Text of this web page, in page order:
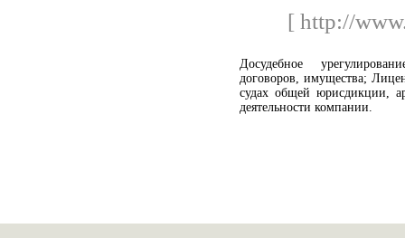
[ http://
Досудебное
договоров, имущества;
судах общей юрисдикции,
деятельности компании.